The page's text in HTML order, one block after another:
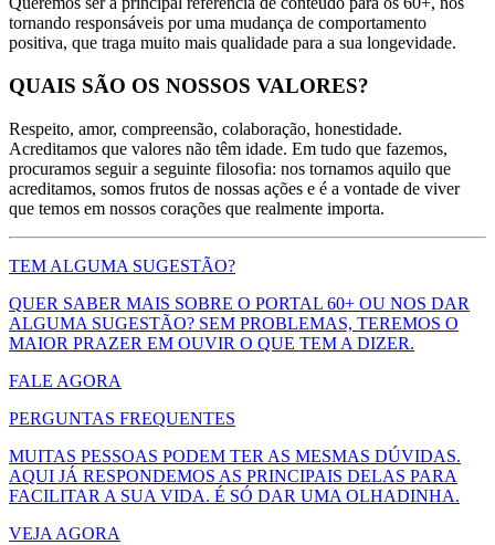
tornando responsáveis por uma mudança de comportamento
positiva, que traga muito mais qualidade para a sua longevidade.
QUAIS SÃO OS NOSSOS VALORES?
Respeito, amor, compreensão, colaboração, honestidade.
Acreditamos que valores não têm idade. Em tudo que fazemos,
procuramos seguir a seguinte filosofia: nos tornamos aquilo que
acreditamos, somos frutos de nossas ações e é a vontade de viver
que temos em nossos corações que realmente importa.
TEM ALGUMA SUGESTÃO?
QUER SABER MAIS SOBRE O PORTAL 60+ OU NOS DAR
ALGUMA SUGESTÃO? SEM PROBLEMAS, TEREMOS O
MAIOR PRAZER EM OUVIR O QUE TEM A DIZER.
FALE AGORA
PERGUNTAS FREQUENTES
MUITAS PESSOAS PODEM TER AS MESMAS DÚVIDAS.
AQUI JÁ RESPONDEMOS AS PRINCIPAIS DELAS PARA
FACILITAR A SUA VIDA. É SÓ DAR UMA OLHADINHA.
VEJA AGORA